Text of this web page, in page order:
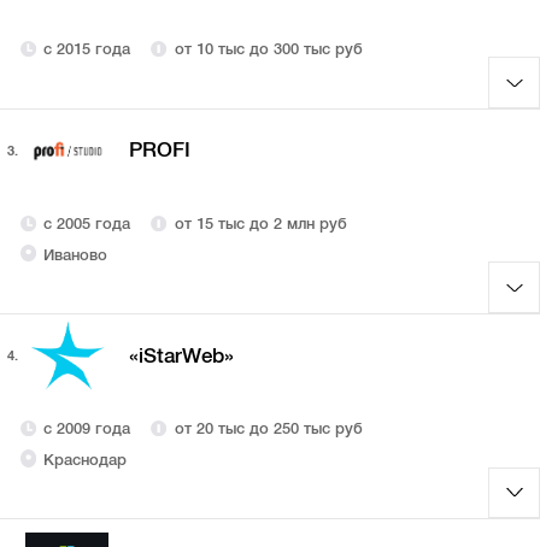
с 2015 года от 10 тыс до 300 тыс руб
3. PROFI
с 2005 года
от 15 тыс до 2 млн руб
Иваново
4. «iStarWeb»
с 2009 года
от 20 тыс до 250 тыс руб
Краснодар